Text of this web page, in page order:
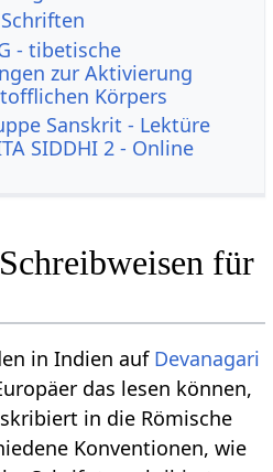
- tibetische
zur Aktivierung
Körpers
Sanskrit - Lektüre
SIDDHI 2 - Online
für
in Indien auf Devanagari
das lesen können,
in die Römische
Konventionen, wie